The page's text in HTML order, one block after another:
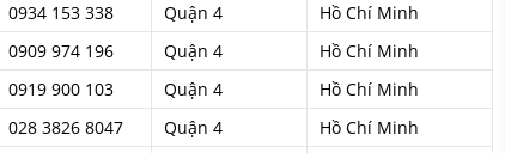
0934 153 338 Quận 4
Hồ Chí Minh
0909 974 196 Quận 4
Hồ Chí Minh
0919 900 103 Quận 4
Hồ Chí Minh
028 3826 8047 Quận 4
Hồ Chí Minh